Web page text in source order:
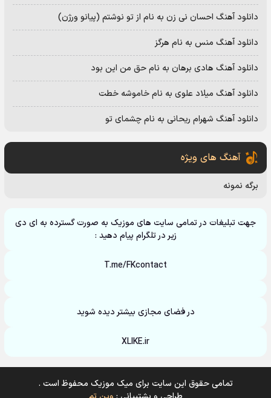
دانلود آهنگ احسان نی زن به نام از تو نوشتم (پیانو ورژن)
دانلود آهنگ منس به نام هرگز
دانلود آهنگ هادی برهان به نام حق من این بود
دانلود آهنگ میلاد علوی به نام خاموشه خطت
دانلود آهنگ شهرام ریحانی به نام چشمای تو
آهنگ های ویژه
برگه نمونه
جهت تبلیغات در تمامی سایت های موزیک به صورت گسترده به ای دی
زیر در تلگرام پیام دهید :
T.me/FKcontact
در فضای مجازی بیشتر دیده شوید
XLIKE.ir
تمامی حقوق این سایت برای میک موزیک محفوظ است .